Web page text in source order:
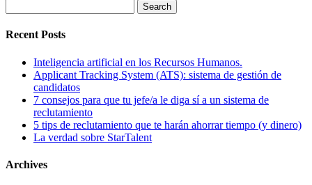
for:
Recent Posts
Inteligencia artificial en los Recursos Humanos.
Applicant Tracking System (ATS): sistema de gestión de
candidatos
7 consejos para que tu jefe/a le diga sí a un sistema de
reclutamiento
5 tips de reclutamiento que te harán ahorrar tiempo (y dinero)
La verdad sobre StarTalent
Archives